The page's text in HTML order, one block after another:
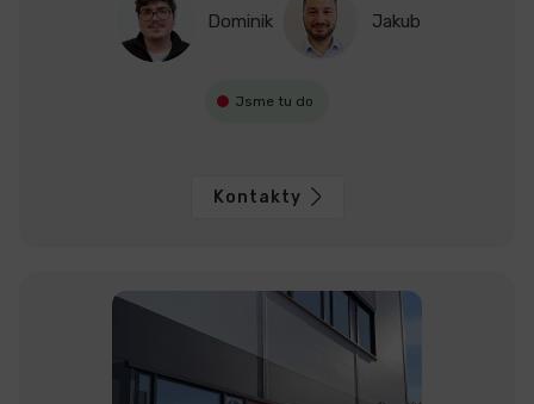
Dominik Jakub
Jsme tu do
Kontakty